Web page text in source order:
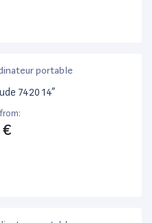
portable
7420 14”
€